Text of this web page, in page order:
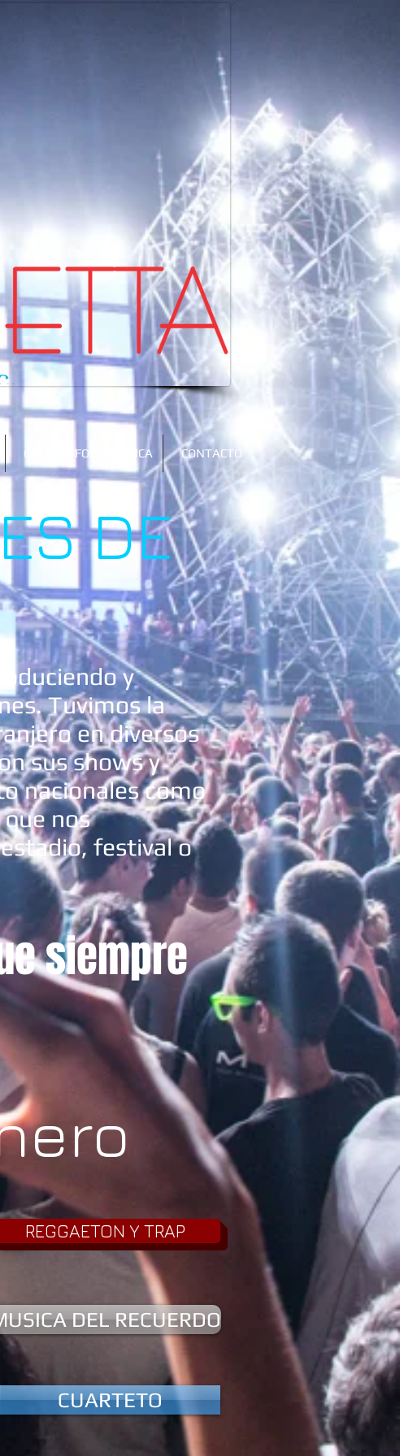
GALERIA FOTOGRAFICA CONTACTO
DE
y
Tuvimos la
en diversos
sus shows y
nacionales como
nos
festival o
siempre
REGGAETON Y TRAP
DEL RECUERDO
CUARTETO